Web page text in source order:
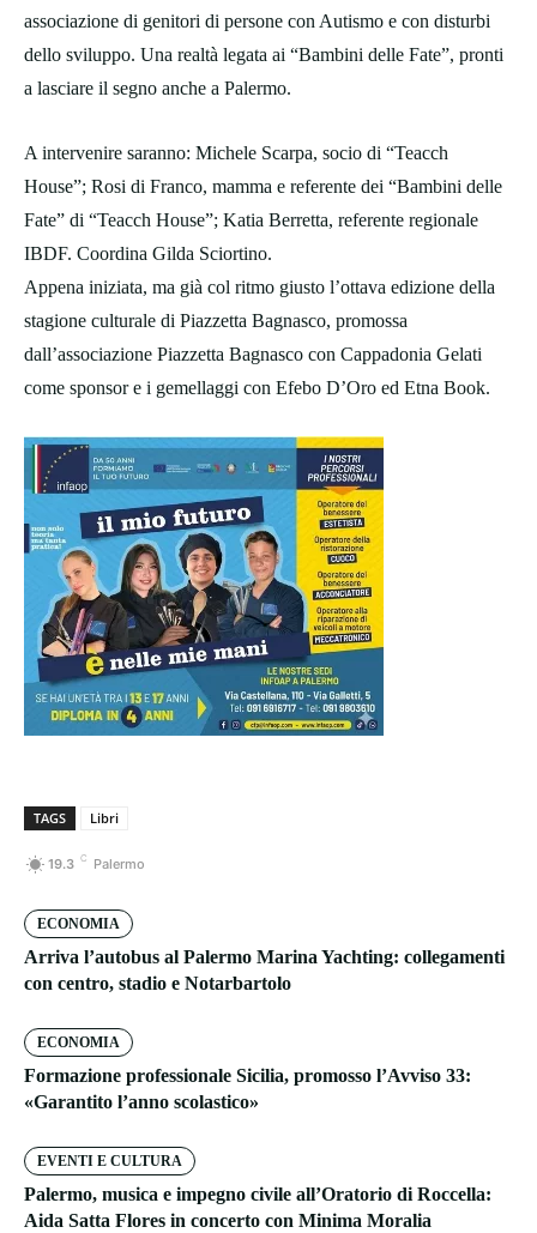
associazione di genitori di persone con Autismo e con disturbi
dello sviluppo. Una realtà legata ai “Bambini delle Fate”, pronti
a lasciare il segno anche a Palermo.
A intervenire saranno: Michele Scarpa, socio di “Teacch
House”; Rosi di Franco, mamma e referente dei “Bambini delle
Fate” di “Teacch House”; Katia Berretta, referente regionale
IBDF. Coordina Gilda Sciortino.
Appena iniziata, ma già col ritmo giusto l’ottava edizione della
stagione culturale di Piazzetta Bagnasco, promossa
dall’associazione Piazzetta Bagnasco con Cappadonia Gelati
come sponsor e i gemellaggi con Efebo D’Oro ed Etna Book.
TAGS Libri
19.3 C Palermo
ECONOMIA
Arriva l’autobus al Palermo Marina Yachting: collegamenti
con centro, stadio e Notarbartolo
ECONOMIA
Formazione professionale Sicilia, promosso l’Avviso 33:
«Garantito l’anno scolastico»
EVENTI E CULTURA
Palermo, musica e impegno civile all’Oratorio di Roccella:
Aida Satta Flores in concerto con Minima Moralia